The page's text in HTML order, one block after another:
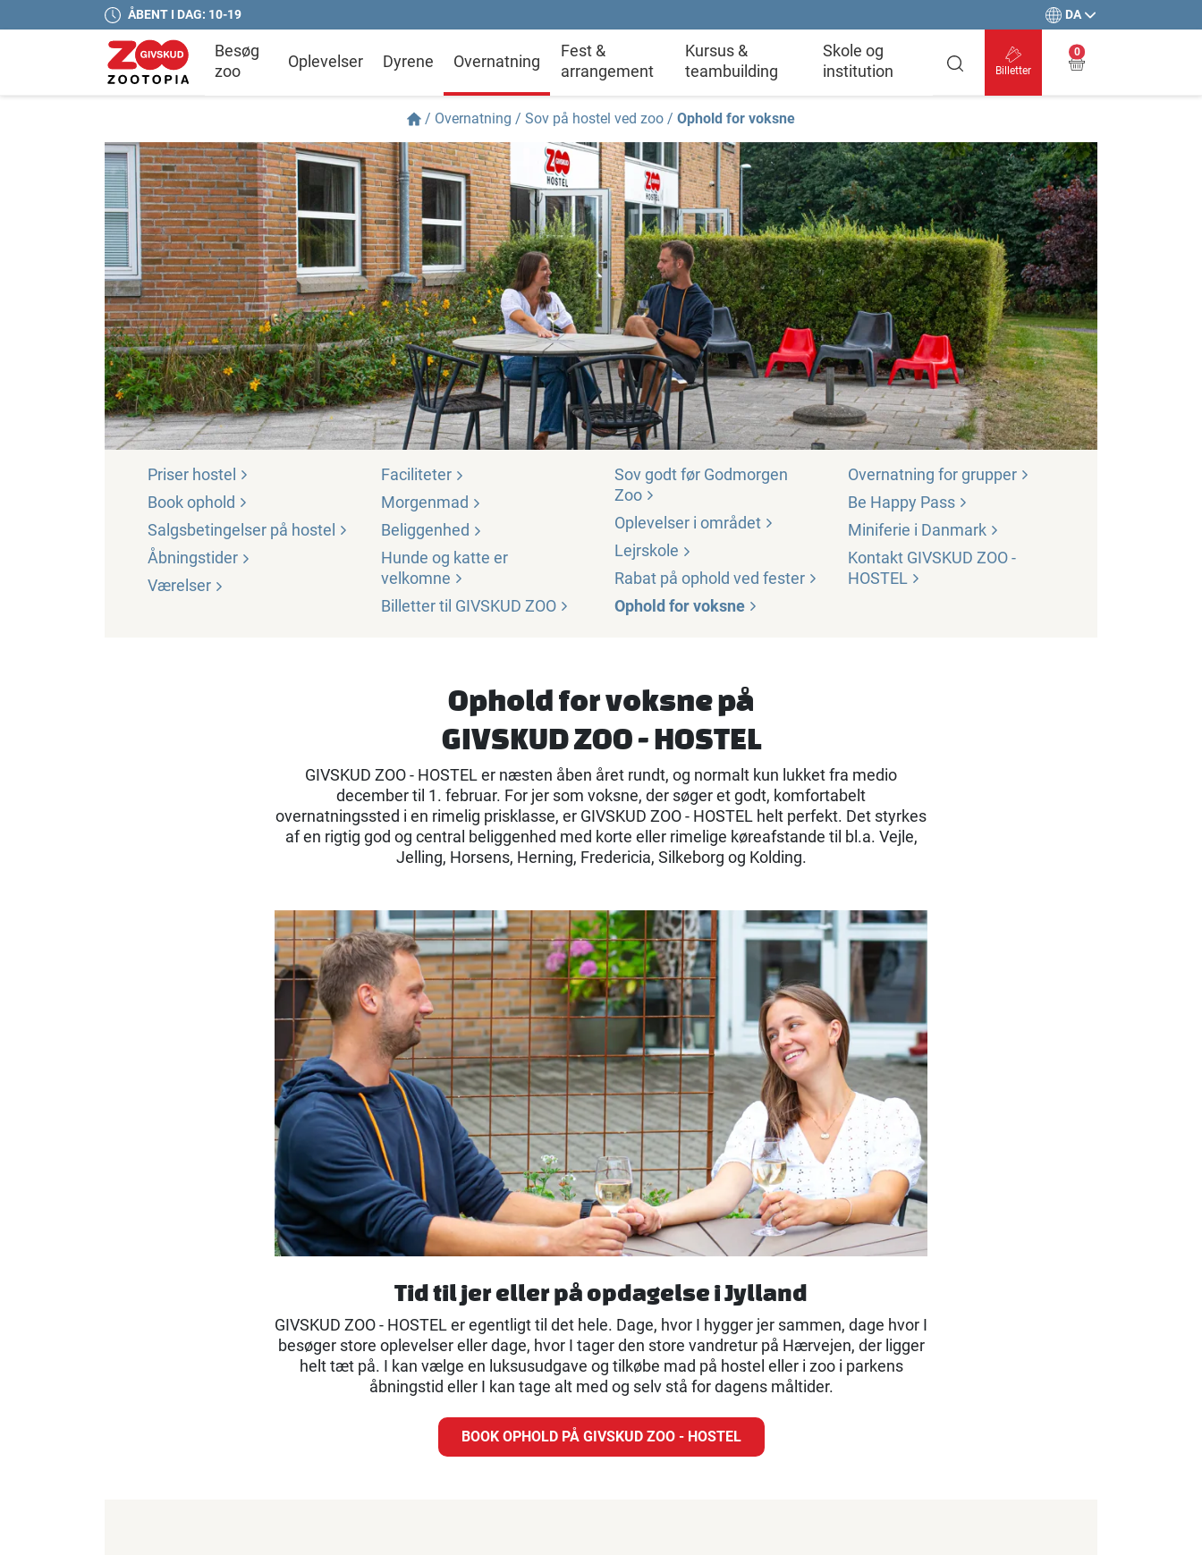
ÅBENT I DAG: 10-19 DA
Besøg
zoo
Oplevelser Dyrene Overnatning
Fest &
arrangement
Kursus &
teambuilding
Skole og
institution
Billetter
0
/ Overnatning / Sov på hostel ved zoo / Ophold for voksne
Priser hostel
Bookophold
Salgsbetingelser på hostel
Åbningstider
Værelser
Faciliteter
Morgenmad
Beliggenhed
Hunde og katte er
velkomne
Billetter til GIVSKUD ZOO
Sov godt før Godmorgen
Zoo
Oplevelser i området
Lejrskole
Rabat på ophold ved fester
Ophold forvoksne
Overnatning for grupper
Be Happy Pass
Miniferie i Danmark
Kontakt GIVSKUD ZOO -
HOSTEL
Ophold for voksne på
GIVSKUD ZOO - HOSTEL
GIVSKUD ZOO - HOSTEL er næsten åben året rundt, og normalt kun lukket fra medio
december til 1. februar. For jer som voksne, der søger et godt, komfortabelt
overnatningssted i en rimelig prisklasse, er GIVSKUD ZOO - HOSTEL helt perfekt. Det styrkes
af en rigtig god og central beliggenhed med korte eller rimelige køreafstande til bl.a. Vejle,
Jelling, Horsens, Herning, Fredericia, Silkeborg og Kolding.
Tid til jer eller på opdagelse i Jylland
GIVSKUD ZOO - HOSTEL er egentligt til det hele. Dage, hvor I hygger jer sammen, dage hvor I
besøger store oplevelser eller dage, hvor I tager den store vandretur på Hærvejen, der ligger
helt tæt på. I kan vælge en luksusudgave og tilkøbe mad på hostel eller i zoo i parkens
åbningstid eller I kan tage alt med og selv stå for dagens måltider.
BOOK OPHOLD PÅ GIVSKUD ZOO - HOSTEL